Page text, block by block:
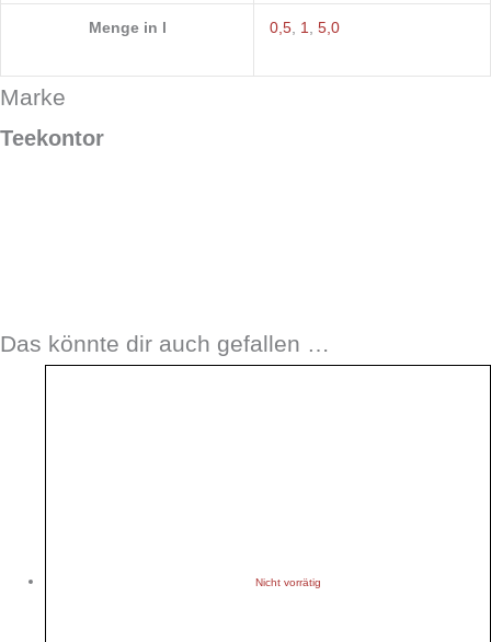
Menge in l 0,5, 1 5,0
Marke
Teekontor
Das könnte dir auch gefallen …
Nicht vorrätig